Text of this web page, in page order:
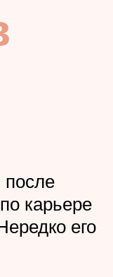
после
карьере
его